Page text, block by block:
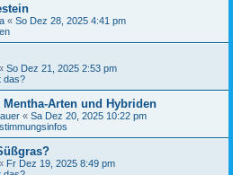
« So Dez 28, 2025 4:41 pm
So Dez 21, 2025 2:53 pm
das?
Arten und Hybriden
« Sa Dez 20, 2025 10:22 pm
Fr Dez 19, 2025 8:49 pm